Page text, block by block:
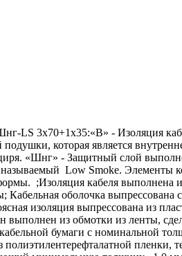
LS 3х70+1х35:«В» - Изоляция
подушки, которая является
«Шнг» - Защитный слой
Low Smoke. Элементы
;Изоляция кабеля выполнена
Кабельная оболочка
изоляция выпрессована из
выполнен из обмотки из ленты,
бумаги с номинальной
пленки,